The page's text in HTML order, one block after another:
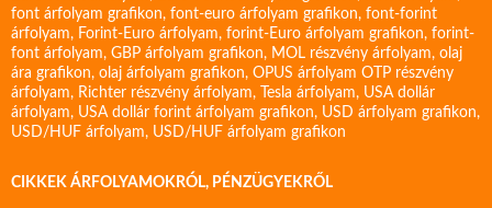
font árfolyam grafikon, font-euro árfolyam grafikon, font-forint
árfolyam, Forint-Euro árfolyam, forint-Euro árfolyam grafikon, forint-
font árfolyam, GBP árfolyam grafikon, MOL részvény árfolyam, olaj
ára grafikon, olaj árfolyam grafikon, OPUS árfolyam OTP részvény
árfolyam, Richter részvény árfolyam, Tesla árfolyam, USA dollár
árfolyam, USA dollár forint árfolyam grafikon, USD árfolyam grafikon,
USD/HUF árfolyam, USD/HUF árfolyam grafikon
CIKKEK ÁRFOLYAMOKRÓL, PÉNZÜGYEKRŐL